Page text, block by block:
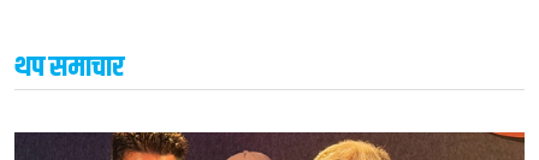
थप समाचार